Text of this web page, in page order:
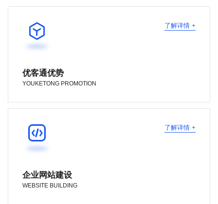

优客通优势
YOUKETONG PROMOTION
了解详情 +

企业网站建设
WEBSITE BUILDING
了解详情 +